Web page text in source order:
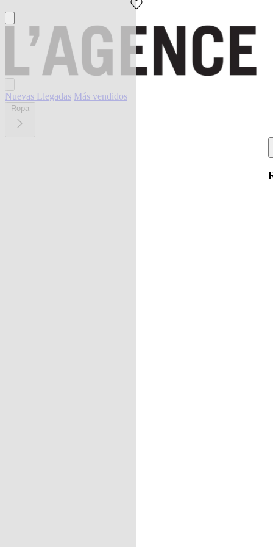
Nuevas Llegadas Más vendidos
Ropa